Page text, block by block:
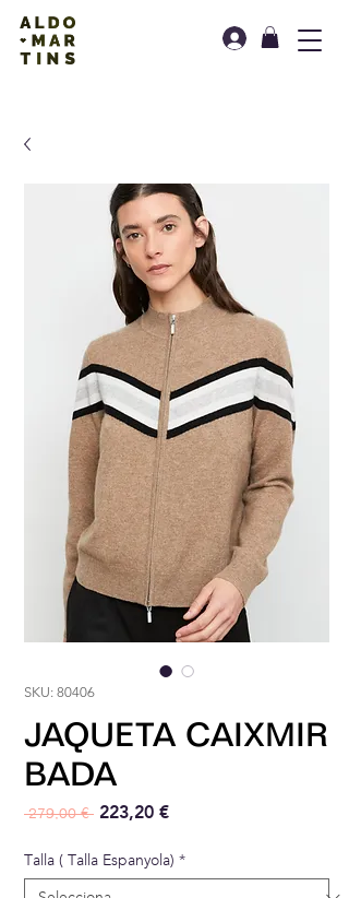
SKU: 80406
JAQUETA CAIXMIR
BADA
279,00 € Preu normal
223,20 €Preu d'oferta
Talla ( Talla Espanyola) *